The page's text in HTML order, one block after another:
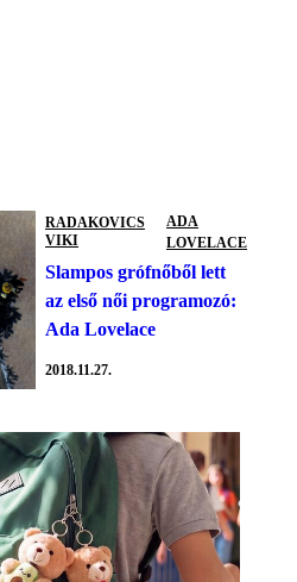
RADAKOVICS
VIKI
ADA
LOVELACE
Slampos grófnőből lett
az első női programozó:
Ada Lovelace
2018.11.27.